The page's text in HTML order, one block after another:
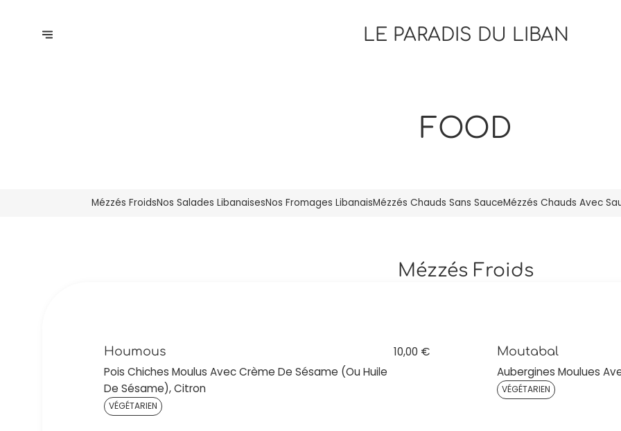
LE PARADIS DU LIBAN
FOOD
Mézzés FroidsNos Salades LibanaisesNos Fromages LibanaisMézzés Chauds Sans SauceMézzés Chauds Avec
Mézzés Froids
Houmous
Pois Chiches Moulus Avec Crème De Sésame (Ou Huile
De Sésame), Citron
VÉGÉTARIEN
10,00 € Moutabal
Aubergines Moulues
VÉGÉTARIEN